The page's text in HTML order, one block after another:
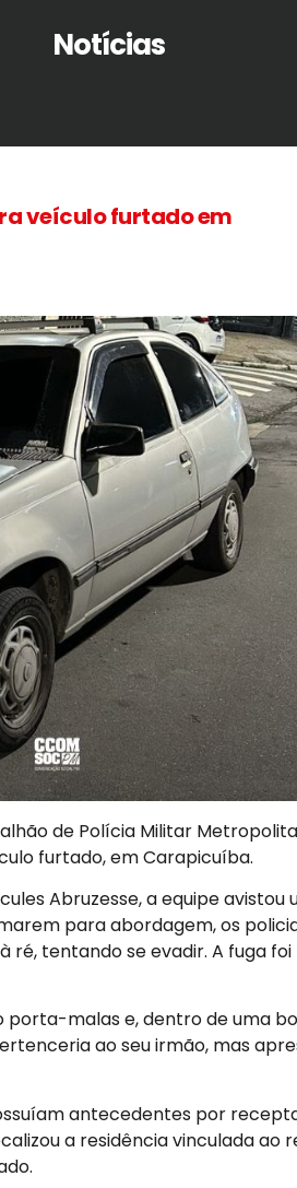
Notícias
veículo furtado em
de Polícia Militar
furtado, em Carapicuíba.
Abruzesse, a equipe avistou
para abordagem, os
tentando se evadir. A fuga
malas e, dentro de uma
ao seu irmão, mas
antecedentes por
a residência vinculada ao